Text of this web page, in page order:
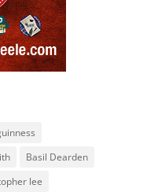
Basil Dearden
lee